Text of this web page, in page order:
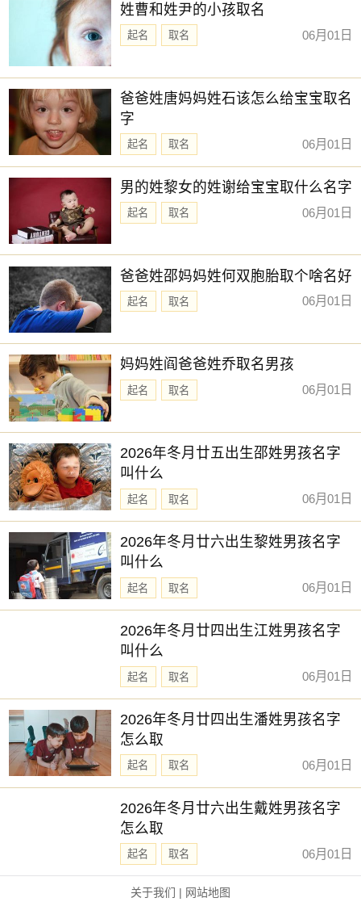
姓曹和姓尹的小孩取名
起名 取名 06月01日
爸爸姓唐妈妈姓石该怎么给宝宝取名
字
起名 取名 06月01日
男的姓黎女的姓谢给宝宝取什么名字
起名 取名 06月01日
爸爸姓邵妈妈姓何双胞胎取个啥名好
起名 取名 06月01日
妈妈姓阎爸爸姓乔取名男孩
起名 取名 06月01日
2026年冬月廿五出生邵姓男孩名字
叫什么
起名 取名 06月01日
2026年冬月廿六出生黎姓男孩名字
叫什么
起名 取名 06月01日
2026年冬月廿四出生江姓男孩名字
叫什么
起名 取名 06月01日
2026年冬月廿四出生潘姓男孩名字
怎么取
起名 取名 06月01日
2026年冬月廿六出生戴姓男孩名字
怎么取
起名 取名 06月01日
关于我们 | 网站地图